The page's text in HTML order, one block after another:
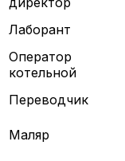
Лаборант
Оператор
котельной
Переводчик
Маляр